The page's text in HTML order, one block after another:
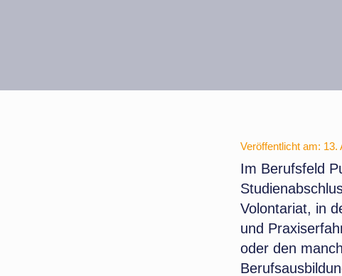
Veröffentlicht am: 13.
Im Berufsfeld
Volontariat, in
und
oder den